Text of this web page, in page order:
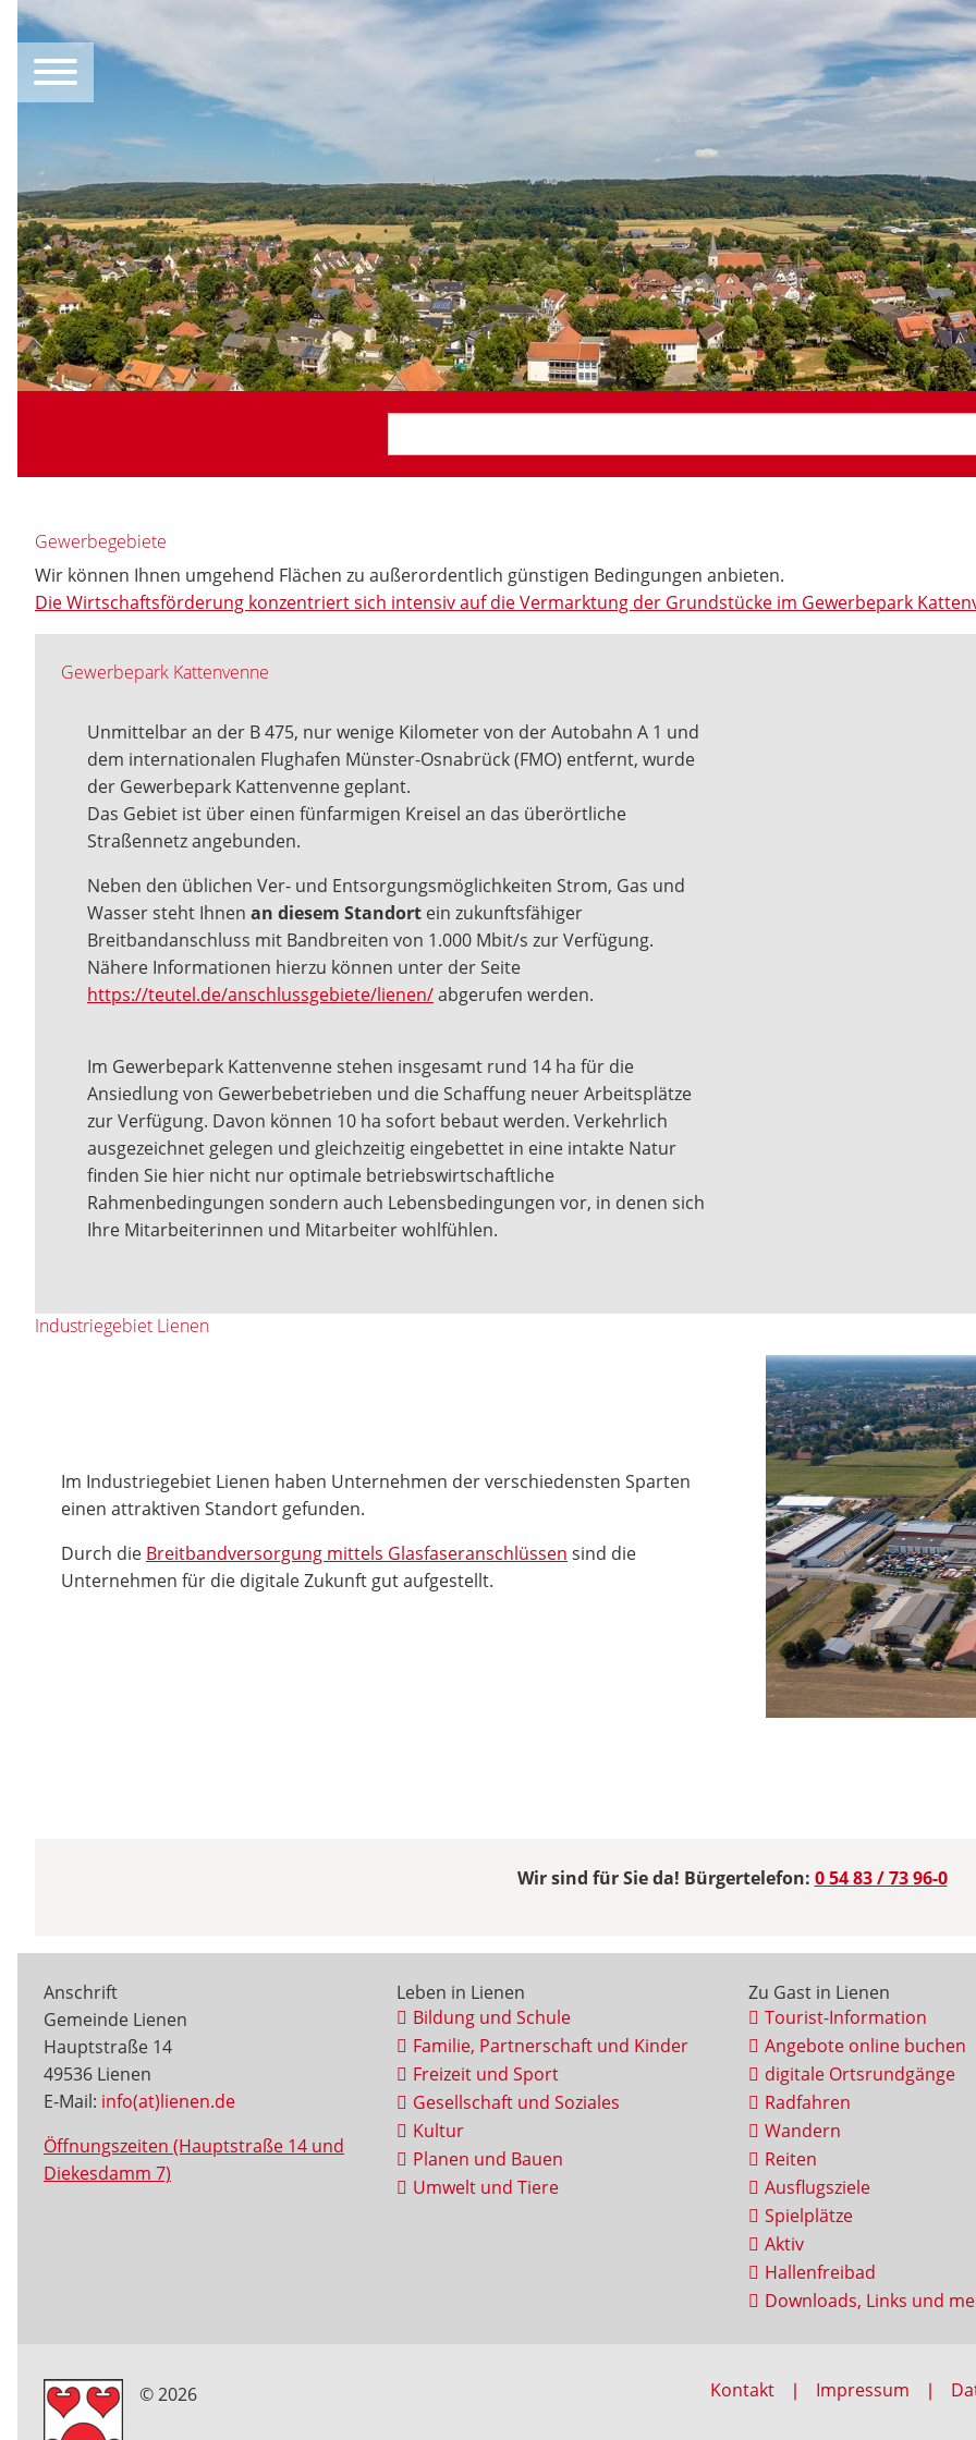
Gewerbegebiete
Wir können Ihnen umgehend Flächen zu außerordentlich günstigen Bedingungen anbieten.
Die Wirtschaftsförderung konzentriert sich intensiv auf die Vermarktung der Grundstücke im Gewerbepark
Gewerbepark Kattenvenne
Unmittelbar an der B 475, nur wenige Kilometer von der Autobahn A 1 und
dem internationalen Flughafen Münster-Osnabrück (FMO) entfernt, wurde
der Gewerbepark Kattenvenne geplant.
Das Gebiet ist über einen fünfarmigen Kreisel an das überörtliche
Straßennetz angebunden.
Neben den üblichen Ver- und Entsorgungsmöglichkeiten Strom, Gas und
Wasser steht Ihnen an diesem Standort ein zukunftsfähiger
Breitbandanschluss mit Bandbreiten von 1.000 Mbit/s zur Verfügung.
Nähere Informationen hierzu können unter der Seite
https://teutel.de/anschlussgebiete/lienen/abgerufen werden.
Im Gewerbepark Kattenvenne stehen insgesamt rund 14 ha für die
Ansiedlung von Gewerbebetrieben und die Schaffung neuer Arbeitsplätze
zur Verfügung. Davon können 10 ha sofort bebaut werden. Verkehrlich
ausgezeichnet gelegen und gleichzeitig eingebettet in eine intakte Natur
finden Sie hier nicht nur optimale betriebswirtschaftliche
Rahmenbedingungen sondern auch Lebensbedingungen vor, in denen sich
Ihre Mitarbeiterinnen und Mitarbeiter wohlfühlen.
Industriegebiet Lienen
Im Industriegebiet Lienen haben Unternehmen der verschiedensten Sparten
einen attraktiven Standort gefunden.
Durch die Breitbandversorgung mittels Glasfaseranschlüssen sind die
Unternehmen für die digitale Zukunft gut aufgestellt.
Wir sind für Sie da! Bürgertelefon: 0 54 83 / 73 96-0
Anschrift
Gemeinde Lienen
Hauptstraße 14
49536 Lienen
E-Mail: info(at)lienen.de
Öffnungszeiten (Hauptstraße 14 und
Diekesdamm 7)
Leben in Lienen
Bildung und Schule
Familie, Partnerschaft und Kinder
Freizeit und Sport
Gesellschaft und Soziales
Kultur
Planen und Bauen
Umwelt und Tiere
Zu Gast in Lienen
Tourist-Information
Angebote online buchen
digitale Ortsrundgänge
Radfahren
Wandern
Reiten
Ausflugsziele
Spielplätze
Aktiv
Hallenfreibad
Downloads, Links und
© 2026 Kontakt Impressum